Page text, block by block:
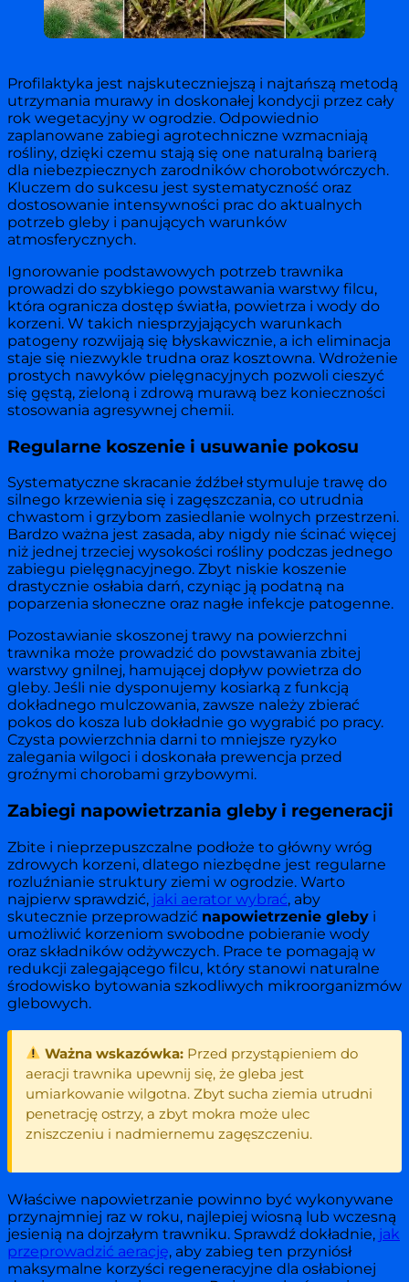
Profilaktyka jest najskuteczniejszą i najtańszą metodą
utrzymania murawy in doskonałej kondycji przez cały
rok wegetacyjny w ogrodzie. Odpowiednio
zaplanowane zabiegi agrotechniczne wzmacniają
rośliny, dzięki czemu stają się one naturalną barierą
dla niebezpiecznych zarodników chorobotwórczych.
Kluczem do sukcesu jest systematyczność oraz
dostosowanie intensywności prac do aktualnych
potrzeb gleby i panujących warunków
atmosferycznych.
Ignorowanie podstawowych potrzeb trawnika
prowadzi do szybkiego powstawania warstwy filcu,
która ogranicza dostęp światła, powietrza i wody do
korzeni. W takich niesprzyjających warunkach
patogeny rozwijają się błyskawicznie, a ich eliminacja
staje się niezwykle trudna oraz kosztowna. Wdrożenie
prostych nawyków pielęgnacyjnych pozwoli cieszyć
się gęstą, zieloną i zdrową murawą bez konieczności
stosowania agresywnej chemii.
Regularne koszenie i usuwanie pokosu
Systematyczne skracanie źdźbeł stymuluje trawę do
silnego krzewienia się i zagęszczania, co utrudnia
chwastom i grzybom zasiedlanie wolnych przestrzeni.
Bardzo ważna jest zasada, aby nigdy nie ścinać więcej
niż jednej trzeciej wysokości rośliny podczas jednego
zabiegu pielęgnacyjnego. Zbyt niskie koszenie
drastycznie osłabia darń, czyniąc ją podatną na
poparzenia słoneczne oraz nagłe infekcje patogenne.
Pozostawianie skoszonej trawy na powierzchni
trawnika może prowadzić do powstawania zbitej
warstwy gnilnej, hamującej dopływ powietrza do
gleby. Jeśli nie dysponujemy kosiarką z funkcją
dokładnego mulczowania, zawsze należy zbierać
pokos do kosza lub dokładnie go wygrabić po pracy.
Czysta powierzchnia darni to mniejsze ryzyko
zalegania wilgoci i doskonała prewencja przed
groźnymi chorobami grzybowymi.
Zabiegi napowietrzania gleby i regeneracji
Zbite i nieprzepuszczalne podłoże to główny wróg
zdrowych korzeni, dlatego niezbędne jest regularne
rozluźnianie struktury ziemi w ogrodzie. Warto
najpierw sprawdzić, jaki aerator wybrać, aby
skutecznie przeprowadzić napowietrzenie gleby i
umożliwić korzeniom swobodne pobieranie wody
oraz składników odżywczych. Prace te pomagają w
redukcji zalegającego filcu, który stanowi naturalne
środowisko bytowania szkodliwych mikroorganizmów
glebowych.
Ważna wskazówka: Przed przystąpieniem do
aeracji trawnika upewnij się, że gleba jest
umiarkowanie wilgotna. Zbyt sucha ziemia utrudni
penetrację ostrzy, a zbyt mokra może ulec
zniszczeniu i nadmiernemu zagęszczeniu.
Właściwe napowietrzanie powinno być wykonywane
przynajmniej raz w roku, najlepiej wiosną lub wczesną
jesienią na dojrzałym trawniku. Sprawdź dokładnie, jak
przeprowadzić aerację, aby zabieg ten przyniósł
maksymalne korzyści regeneracyjne dla osłabionej